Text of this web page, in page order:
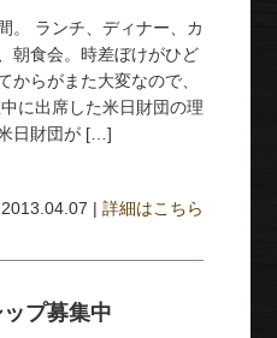
。 ランチ、ディナー、カ
朝食会。時差ぼけがひど
からがまた大変なので、
に出席した米日財団の理
日財団が […]
2013.04.07 |詳細はこちら
プ募集中